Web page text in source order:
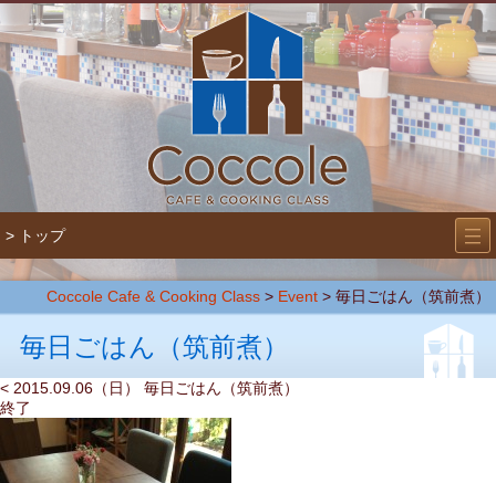
> トップ ―
―
―
Coccole Cafe & Cooking Class > Event > 毎日ごはん（筑前煮）
毎日ごはん（筑前煮）
< 2015.09.06（日） 毎日ごはん（筑前煮）
終了